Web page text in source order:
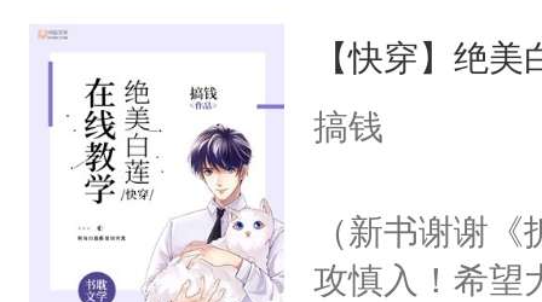
来，给老公
用力——为你
【快穿】绝
搞钱
（新书谢谢
攻慎入！希望